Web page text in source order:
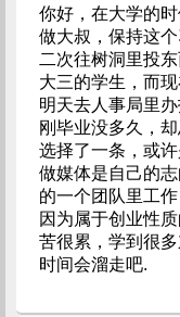
你好，在大学的
做大叔，保持这
二次往树洞里投
大三的学生，而
明天去人事局里
刚毕业没多久，
选择了一条，或
做媒体是自己的
的一个团队里工
因为属于创业性
苦很累，学到很
时间会溜走吧.